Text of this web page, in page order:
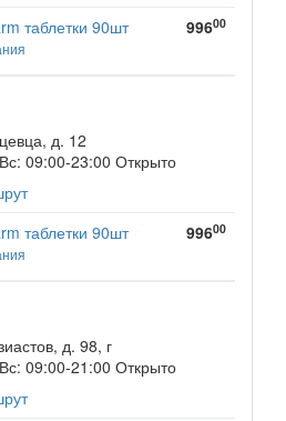
таблетки 90шт
99600
д. 12
09:00-23:00 Открыто
таблетки 90шт
99600
д. 98, г
09:00-21:00 Открыто